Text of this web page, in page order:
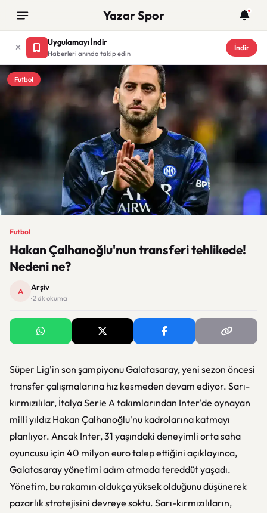
Yazar Spor
Uygulamayı İndir
Haberleri anında takip edin
İndir
Futbol
Futbol
Hakan Çalhanoğlu'nun transferi tehlikede!
Nedeni ne?
A Arşiv
· 2 dk okuma
Süper Lig'in son şampiyonu Galatasaray, yeni sezon öncesi
transfer çalışmalarına hız kesmeden devam ediyor. Sarı-
kırmızılılar, İtalya Serie A takımlarından Inter'de oynayan
milli yıldız Hakan Çalhanoğlu'nu kadrolarına katmayı
planlıyor. Ancak Inter, 31 yaşındaki deneyimli orta saha
oyuncusu için 40 milyon euro talep ettiğini açıklayınca,
Galatasaray yönetimi adım atmada tereddüt yaşadı.
Yönetim, bu rakamın oldukça yüksek olduğunu düşünerek
pazarlık stratejisini devreye soktu. Sarı-kırmızılıların,